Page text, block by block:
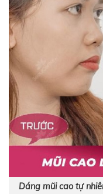
Dáng mũi cao tự